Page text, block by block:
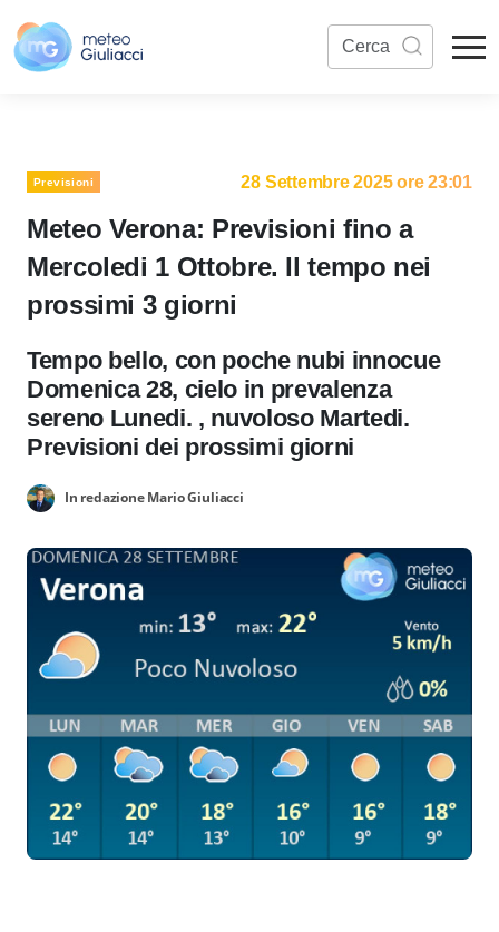
Previsioni 28 Settembre 2025 ore 23:01
Meteo Verona: Previsioni fino a
Mercoledi 1 Ottobre. Il tempo nei
prossimi 3 giorni
Tempo bello, con poche nubi innocue
Domenica 28, cielo in prevalenza
sereno Lunedi. , nuvoloso Martedi.
Previsioni dei prossimi giorni
In redazione Mario Giuliacci